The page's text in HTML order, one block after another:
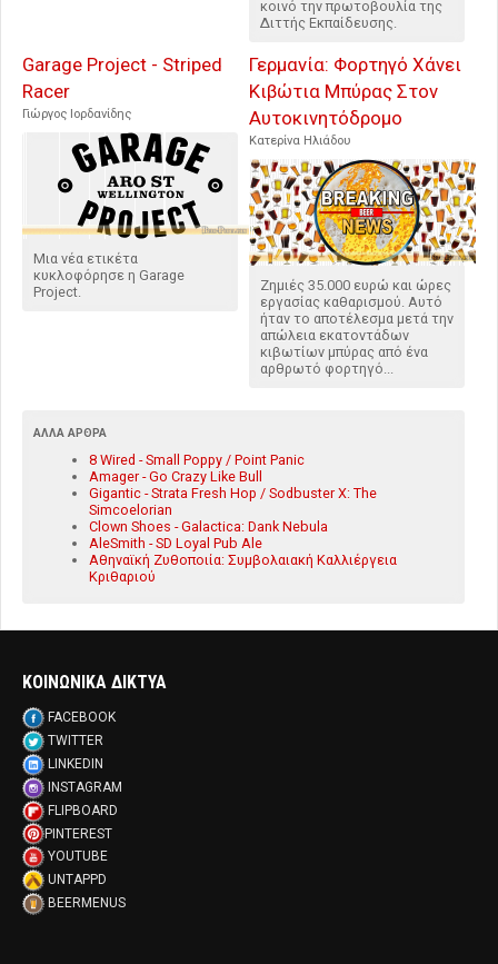
κοινό την πρωτοβουλία της
Διττής Εκπαίδευσης.
Garage Project - Striped
Racer
Γιώργος Ιορδανίδης
Μια νέα ετικέτα
κυκλοφόρησε η Garage
Project.
Γερμανία: Φορτηγό Χάνει
Κιβώτια Μπύρας Στον
Αυτοκινητόδρομο
Κατερίνα Ηλιάδου
Ζημιές 35.000 ευρώ και ώρες
εργασίας καθαρισμού. Αυτό
ήταν το αποτέλεσμα μετά την
απώλεια εκατοντάδων
κιβωτίων μπύρας από ένα
αρθρωτό φορτηγό...
ΆΛΛΑ ΆΡΘΡΑ
8 Wired - Small Poppy / Point Panic
Amager - Go Crazy Like Bull
Gigantic - Strata Fresh Hop / Sodbuster X: The
Simcoelorian
Clown Shoes - Galactica: Dank Nebula
AleSmith - SD Loyal Pub Ale
Αθηναϊκή Ζυθοποιία: Συμβολαιακή Καλλιέργεια
Κριθαριού
ΚΟΙΝΩΝΙΚΑ ΔΙΚΤΥΑ
FACEBOOK
TWITTER
LINKEDIN
INSTAGRAM
FLIPBOARD
PINTEREST
YOUTUBE
UNTAPPD
BEERMENUS